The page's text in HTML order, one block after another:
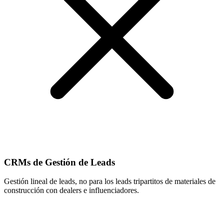
CRMs de Gestión de Leads
Gestión lineal de leads, no para los leads tripartitos de materiales de
construcción con dealers e influenciadores.